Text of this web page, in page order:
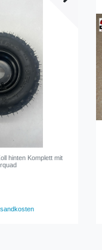
hinten Komplett mit